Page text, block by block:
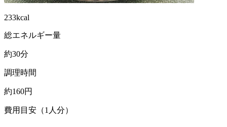
233kcal
総エネルギー量
約30分
調理時間
約160円
費用目安（1人分）